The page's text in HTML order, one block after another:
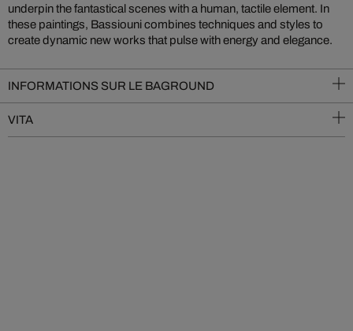
underpin the fantastical scenes with a human, tactile element. In
these paintings, Bassiouni combines techniques and styles to
create dynamic new works that pulse with energy and elegance.
INFORMATIONS SUR LE BAGROUND
VITA